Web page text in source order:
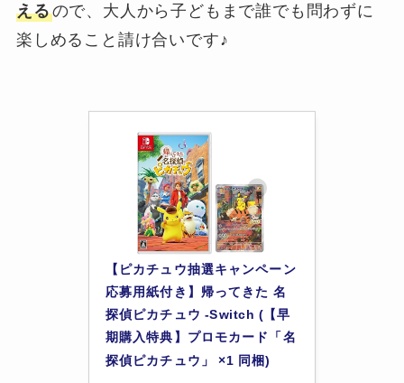
えるので、大人から子どもまで誰でも問わずに
楽しめること請け合いです♪
【ピカチュウ抽選キャンペーン
応募用紙付き】帰ってきた 名
探偵ピカチュウ -Switch (【早
期購入特典】プロモカード「名
探偵ピカチュウ」 ×1 同梱)